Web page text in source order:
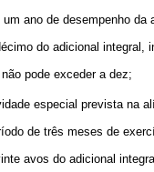
ano de desempenho
do adicional
pode exceder a dez;
especial prevista na
de três meses de
avos do adicional